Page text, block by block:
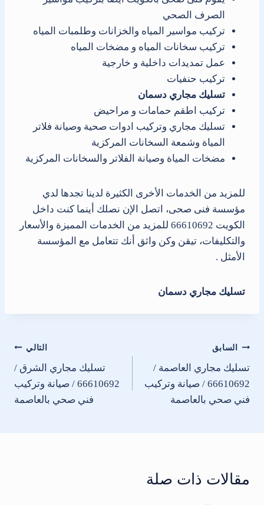
الصرف الصحي
تركيب مواسير المياه والخزانات وطلمبات المياه
تركيب سخانات المياه و مضخات المياه
عمل تمديدات داخلية و خارجية
تركيب حنفيات
تسليك مجاري دسمان
تركيب اطقم حمامات و مراحيض
تسليك مجاري وتركيب ادوات صحية وصيانة فلاتر
المياة وشمعة السخانات المركزية
مضخات المياة وصيانة الفلاتر والسخانات المركزية
للمزيد من الخدمات الأخرى الكثيرة لدينا تجدها لدي
مؤسسة فنى صحى، اتصل الإن نصلك أينما كنت داخل
الكويت 66610692 للمزيد من الخدمات المميزة والأسعار
والتكليفات، تيقن وكن واثق أنك تتعامل مع المؤسسة
الأمثل .
تسليك مجاري دسمان
تصفّح
المقالات
السابق
تسليك مجاري العاصمة /
66610692 / صيانة وتركيب
فني صحي بالعاصمة
التالي
تسليك مجاري الشرق /
66610692 / صيانة وتركيب
فني صحي بالعاصمة
مقالات ذات صلة